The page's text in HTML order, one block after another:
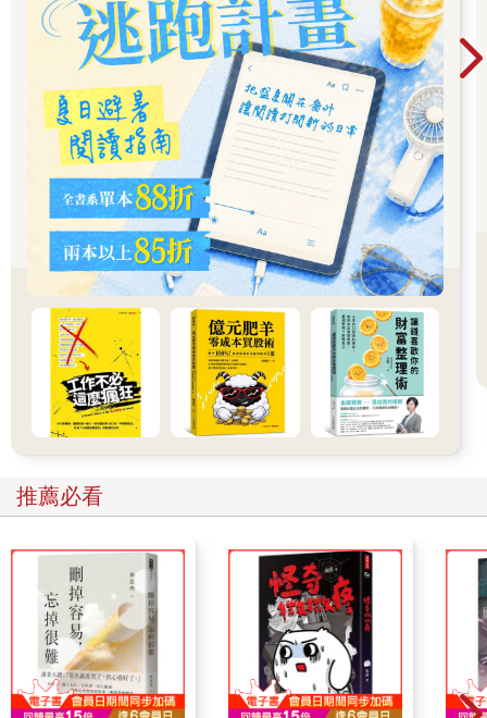
開始思考魯斯提．摩爾（Rusty Moore）經常談論的一些事情。他
理想中的減脂增肌鍛鍊，基本上就是簡單肌力。他認為簡單肌力
的風格能帶來一種在較低體脂數字下看起來好看的肌肉線條。他
將簡單肌力的概念應用到「看起來好看」的目標上！ 藉由使用
「放射張力」（irradiation）的概念，這大致上是根據查爾斯．史
考特．薛靈頓爵士（Sir Charles Scott Sherrington）的定律，這個
想法很簡單，就是透過有意識地讓身體其他部分一起參與和幫助
下，可以在槓鈴上增加更多負重，並刺激更多的肌纖維。 摩爾在
他關於單臂推舉的文章中，精彩地總結了基本原則： 第2次鍛鍊
時，我做了單臂軍事肩推，推27公斤時有點吃力。 然後我覺得運
用放射張力對我有好處。 我先讓沒拿啞鈴手用力握拳，讓張力蔓
延全身，當張力傳到我正在推舉的那一側時，我就抓緊啞鈴將它
舉起，輕鬆將它高舉過頭。 現在我這樣做的同時，也會收緊腹
肌。我還沒試過雙腿屈曲，但我猜這樣能幫助我達到下一個層
次。 這就是我現在努力的方向。 摩爾把這個概念發展成一個名為
「視覺衝擊頻率訓練」的精彩課表。 是的，簡單肌力訓練可以建
構肌力。但許多人注意到，在進行幾次鍛鍊之後，他們感覺更
好，「看起來」也更好。舊石器時代飲食法倡導人羅伯．沃夫
（Robb Wolf）有一句很棒的說法是「荷爾蒙瀑布」（hormonal
奇變化。 我認為一個強調肌力的訓練課表，還會讓你的身體脫胎
換骨。 那是「怎麼」運作的呢？嗯，我正在為這個問題下功夫。
地方，在於它「有效」這個事實。我讀了魯斯提．摩爾的想法，
就是當你進行高強度的重量訓練時，會釋放脂肪酸，而重訓之後
去走路，可以處理掉這些遊離的脂肪酸，我覺得他確實抓住了要
點。他總結如下： 高強度運動會釋放遊離脂肪酸，有策略地做有
氧運動，會燃燒遊離脂肪酸。 這可能值得銘記在心。 咖啡也能釋
放脂肪酸。似乎每天都有人發現這種美味飲品新的益處。咖啡讓
斷食變得更輕鬆（或許就是這麼單純，就是釋放出那些游離脂肪
推薦必看